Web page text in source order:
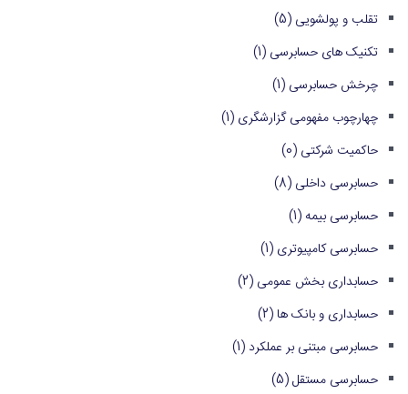
تقلب و پولشویی (5)
تکنیک های حسابرسی (1)
چرخش حسابرسی (1)
چهارچوب مفهومی گزارشگری (1)
حاکمیت شرکتی (0)
حسابرسی داخلی (8)
حسابرسی بیمه (1)
حسابرسی کامپیوتری (1)
حسابداری بخش عمومی (2)
حسابداری و بانک ها (2)
حسابرسی مبتنی بر عملکرد (1)
حسابرسی مستقل(5)